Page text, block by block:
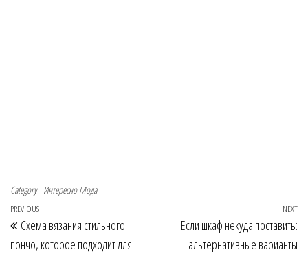
Category Интересно Мода
Navigace pro příspěvek
Previous Post
PREVIOUS
Схема вязания стильного
пончо, которое подходит для
NEXT
Если шкаф некуда поставить:
альтернативные варианты